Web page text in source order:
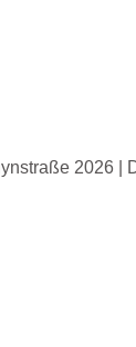
2026 |